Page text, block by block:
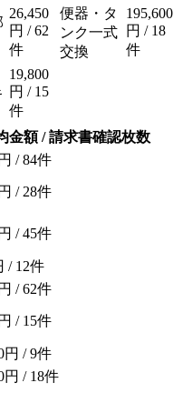
26,450
円 / 62
件
便器・タ
ンク一式
交換
195,600
円 / 18
件
19,800
円 / 15
件
金額 / 請求書確認枚数
/ 84件
/ 28件
/ 45件
/ 12件
/ 62件
/ 15件
円 / 9件
円 / 18件